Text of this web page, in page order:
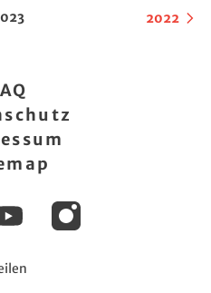
2022
YouTubeInstagram